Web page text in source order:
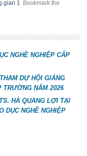
gian 1
. Bookmark the
NGHỀ NGHIỆP CẤP
DỰ HỘI GIẢNG
TRƯỜNG NĂM 2026
HÀ QUANG LỢI TẠI
DỤC NGHỀ NGHIỆP